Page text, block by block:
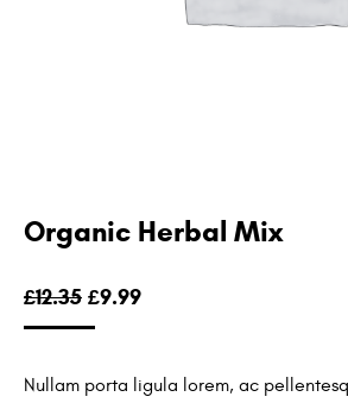
Organic Herbal Mix
£12.35 £9.99
Nullam porta ligula lorem, ac